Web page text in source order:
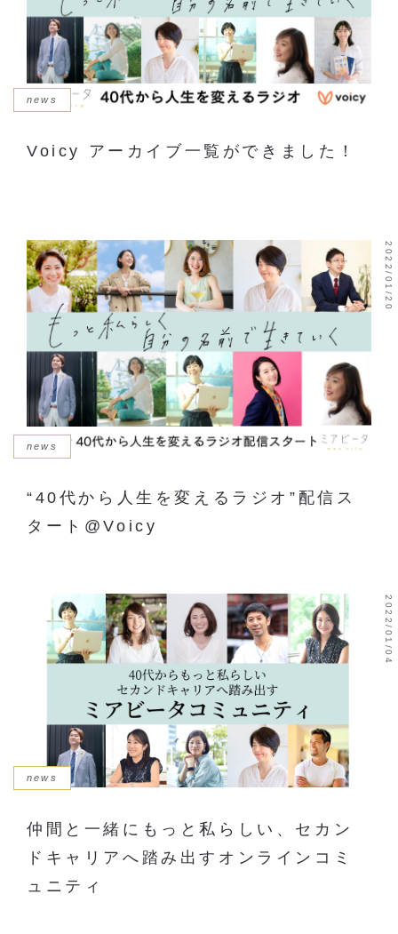
news
Voicy アーカイブ一覧ができました！
news
“40代から人生を変えるラジオ”配信ス
タート@Voicy
2022/01/20
news
仲間と一緒にもっと私らしい、セカン
ドキャリアへ踏み出すオンラインコミ
ュニティ
2022/01/04